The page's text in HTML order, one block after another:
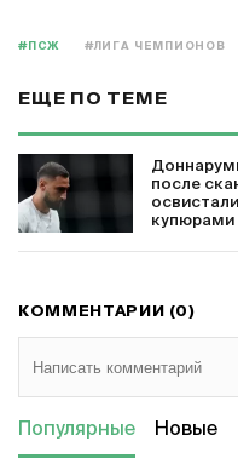
#ПСЖ #ЛИГА ЧЕМПИОНОВ
ЕЩЕ ПО ТЕМЕ
после
купюрами
КОММЕНТАРИИ (0)
Популярные Новые